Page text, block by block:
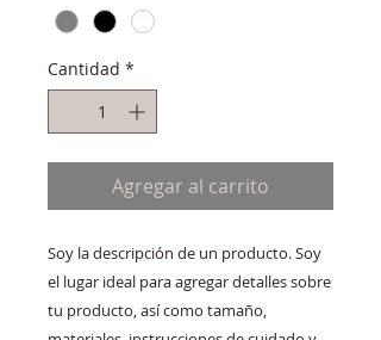
Cantidad *
Agregar al carrito
Soy la descripción de un producto. Soy
el lugar ideal para agregar detalles sobre
tu producto, así como tamaño,